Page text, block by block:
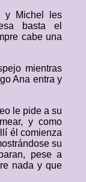
y Michel les
basta el
cabe una
mientras
Ana entra y
le pide a su
y como
él comienza
su
pese a
nada y que